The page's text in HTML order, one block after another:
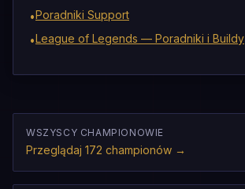
•Poradniki Support
•League of Legends — Poradniki i Buildy
WSZYSCY CHAMPIONOWIE
Przeglądaj 172 championów →